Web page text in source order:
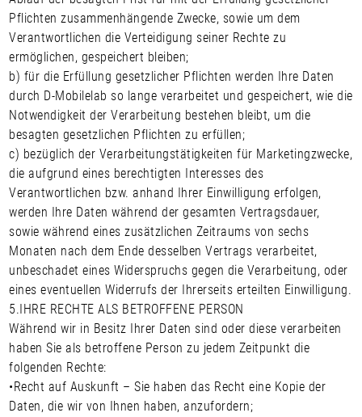
Pflichten zusammenhängende Zwecke, sowie um dem
Verantwortlichen die Verteidigung seiner Rechte zu
ermöglichen, gespeichert bleiben;
b) für die Erfüllung gesetzlicher Pflichten werden Ihre Daten
durch D-Mobilelab so lange verarbeitet und gespeichert, wie die
Notwendigkeit der Verarbeitung bestehen bleibt, um die
besagten gesetzlichen Pflichten zu erfüllen;
c) bezüglich der Verarbeitungstätigkeiten für Marketingzwecke,
die aufgrund eines berechtigten Interesses des
Verantwortlichen bzw. anhand Ihrer Einwilligung erfolgen,
werden Ihre Daten während der gesamten Vertragsdauer,
sowie während eines zusätzlichen Zeitraums von sechs
Monaten nach dem Ende desselben Vertrags verarbeitet,
unbeschadet eines Widerspruchs gegen die Verarbeitung, oder
eines eventuellen Widerrufs der Ihrerseits erteilten Einwilligung.
5. IHRE RECHTE ALS BETROFFENE PERSON
Während wir in Besitz Ihrer Daten sind oder diese verarbeiten
haben Sie als betroffene Person zu jedem Zeitpunkt die
folgenden Rechte:
• Recht auf Auskunft – Sie haben das Recht eine Kopie der
Daten, die wir von Ihnen haben, anzufordern;